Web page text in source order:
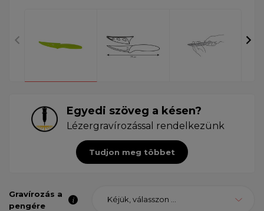
Egyedi szöveg a késen?
Lézergravírozással rendelkezünk
Tudjon meg többet
Gravírozás a
pengére
Kéjük, válasszon ...